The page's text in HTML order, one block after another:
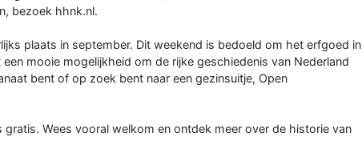
bezoek hhnk.nl.
plaats in september. Dit weekend is bedoeld om het erfgoed in
mooie mogelijkheid om de rijke geschiedenis van Nederland
bent of op zoek bent naar een gezinsuitje, Open
Wees vooral welkom en ontdek meer over de historie van